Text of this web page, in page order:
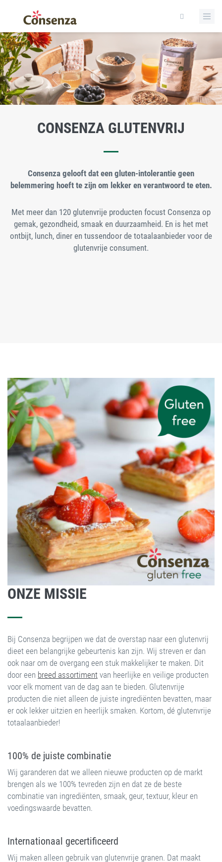
BEKIJK HIER DE WEEKPLANNER!
CONSENZA GLUTENVRIJ
Consenza gelooft dat een gluten-intolerantie geen
belemmering hoeft te zijn om lekker en verantwoord te eten.
Met meer dan 120 glutenvrije producten focust Consenza op
gemak, gezondheid, smaak en duurzaamheid. En is het met
ontbijt, lunch, diner en tussendoor de totaalaanbieder voor de
glutenvrije consument.
ONZE MISSIE
Bij Consenza begrijpen we dat de overstap naar een glutenvrij
dieet een belangrijke gebeurtenis kan zijn. Wij streven er dan
ook naar om de overgang een stuk makkelijker te maken. Dit
door een breed assortiment van heerlijke en veilige producten
voor elk moment van de dag aan te bieden. Glutenvrije
producten die niet alleen de juiste ingrediënten bevatten, maar
er ook lekker uitzien en heerlijk smaken. Kortom, dé glutenvrije
totaalaanbieder!
100% de juiste combinatie
Wij garanderen dat we alleen nieuwe producten op de markt
brengen als we 100% tevreden zijn en dat ze de beste
combinatie van ingrediënten, smaak, geur, textuur, kleur en
voedingswaarde bevatten.
Internationaal gecertificeerd
Wij maken alleen gebruik van glutenvrije granen. Dat maakt